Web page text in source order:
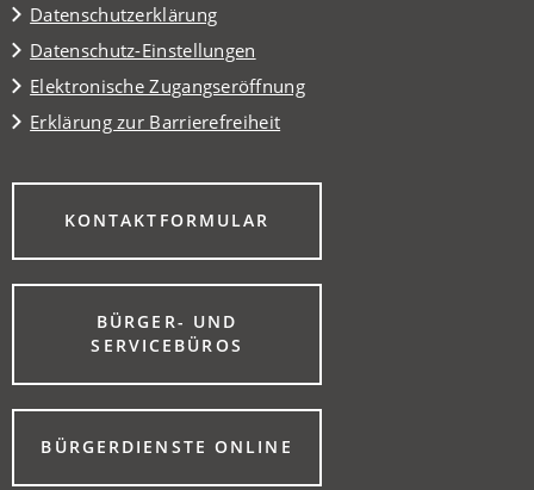
Datenschutzerklärung
Datenschutz-Einstellungen
Elektronische Zugangseröffnung
Erklärung zur Barrierefreiheit
KONTAKTFORMULAR
(ÖFFNET
EINEM
NEUEN
BÜRGER- UND
SERVICEBÜROS
(ÖFFNET
EINEM
NEUEN
TAB)BÜRGERDIENSTE ONLINE
(ÖFFNET